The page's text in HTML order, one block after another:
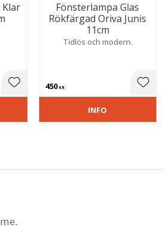
Klar
Lägg till i favoriter
Fönsterlampa Glas
Rökfärgad Oriva Junis
11cm
Tidlös och modern.
450KR
INFO